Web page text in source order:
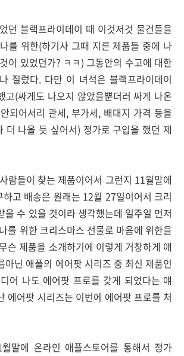
던 블랙프라이데이 때 이것저것 물건들을
를 위한(하기사 그때 지른 제품들 중에 나
이 있었던가? ㅋㅋ) 그동안의 수고에 대한
질렀다. 다만 이 녀석은 블랙프라이데이
고(싸게도 나오지 않았을뿐더러 싸게 나온
되어서리 관세, 부가세, 배대지 가격 등을
더 나올 듯 싶어서) 정가로 구입을 했던 제
람들이 찾는 제품이어서 그런지 11월말에
고 배송은 원래는 12월 27일이어서 크리
을 수 있을 것이라 생각했는데 일주일 먼저
를 위한 크리스마스 선물로 마음에 위한을
슨 제품을 소개하기에 이렇게 거창하게 얘
아닌 애플의 에어팟 시리즈 중 최신 제품인
어 나도 에어팟 프로를 갖게 되었다는 얘
에어팟 시리즈는 이번에 에어팟 프로를 처
말에 온라인 애플스토어를 통해서 정가